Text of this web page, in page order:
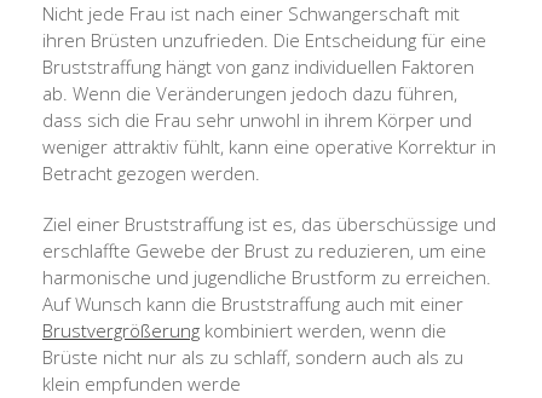
Nicht jede Frau ist nach einer Schwangerschaft mit
ihren Brüsten unzufrieden. Die Entscheidung für eine
Bruststraffung hängt von ganz individuellen Faktoren
ab. Wenn die Veränderungen jedoch dazu führen,
dass sich die Frau sehr unwohl in ihrem Körper und
weniger attraktiv fühlt, kann eine operative Korrektur in
Betracht gezogen werden.
Ziel einer Bruststraffung ist es, das überschüssige und
erschlaffte Gewebe der Brust zu reduzieren, um eine
harmonische und jugendliche Brustform zu erreichen.
Auf Wunsch kann die Bruststraffung auch mit einer
Brustvergrößerung kombiniert werden, wenn die
Brüste nicht nur als zu schlaff, sondern auch als zu
klein empfunden werde